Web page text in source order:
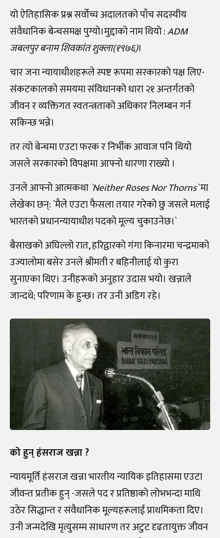
यो ऐतिहासिक प्रश्न सर्वोच्च अदालतको पाँच सदस्यीय
संवैधानिक बेन्चसमक्ष पुग्यो।मुद्दाको नाम थियो :ADM
जबलपुर बनाम शिवकांत शुक्ला(१९७६)।
चार जना न्यायाधीशहरूले स्पष्ट रूपमा सरकारको पक्ष लिए-
संकटकालको समयमा संविधानको धारा २१ अन्तर्गतको
जीवन र व्यक्तिगत स्वतन्त्रताको अधिकार निलम्बन गर्न
सकिन्छ भन्ने।
तर त्यो बेन्चमा एउटा फरक र निर्भीक आवाज पनि थियो
जसले सरकारको विपक्षमा आफ्नो धारणा राख्यो ।
उनले आफ्नो आत्मकथा `Neither Roses Nor Thorns`मा
लेखेका छन्: `मैले एउटा फैसला तयार गरेको छु जसले मलाई
भारतको प्रधानन्यायाधीश पदको मूल्य चुकाउनेछ।`
बैसाखको अघिल्लो रात, हरिद्वारको गंगा किनारमा चन्द्रमाको
उज्यालोमा बसेर उनले श्रीमती र बहिनीलाई यो कुरा
सुनाएका थिए। उनीहरूको अनुहार उदास भयो। खन्नाले
जान्दथे; परिणाम के हुन्छ। तर उनी अडिग रहे।
को हुन् हंसराज खन्ना ?
न्यायमूर्ति हंसराज खन्ना भारतीय न्यायिक इतिहासमा एउटा
जीवन्त प्रतीक हुन् -जसले पद र प्रतिष्ठाको लोभभन्दा माथि
उठेर सिद्धान्त र संवैधानिक मूल्यहरूलाई प्राथमिकता दिए।
उनी जन्मदेखि मृत्युसम्म साधारण तर अटुट दृढतायुक्त जीवन